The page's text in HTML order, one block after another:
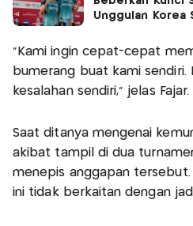
Unggulan Korea
"Kami ingin cepat-cepat
bumerang buat kami sendiri.
kesalahan sendiri," jelas Fajar.
Saat ditanya mengenai
akibat tampil di dua
menepis anggapan tersebut.
ini tidak berkaitan dengan